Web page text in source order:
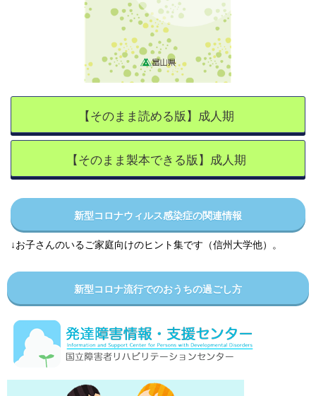
【そのまま読める版】成人期
【そのまま製本できる版】成人期
新型コロナウィルス感染症の関連情報
↓お子さんのいるご家庭向けのヒント集です（信州大学他）。
新型コロナ流行でのおうちの過ごし方